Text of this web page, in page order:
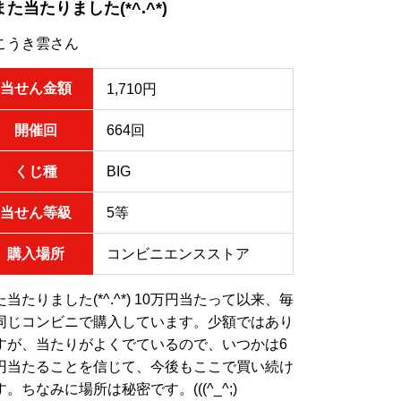
た当たりました(*^.^*)
うき雲さん
当せん金額 1,710円
開催回 664回
くじ種 BIG
当せん等級 5等
購入場所 コンビニエンスストア
当たりました(*^.^*) 10万円当たって以来、毎
じコンビニで購入しています。少額ではあり
が、当たりがよくでているので、いつかは6
当たることを信じて、今後もここで買い続け
。ちなみに場所は秘密です。(((^_^;)